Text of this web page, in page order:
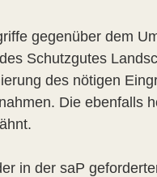
gegenüber dem
Schutzgutes
des nötigen
Die ebenfalls
in der saP